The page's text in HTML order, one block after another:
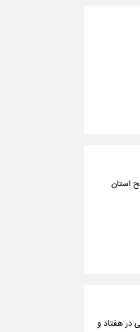
دما در سطح استان
در هفتاد و